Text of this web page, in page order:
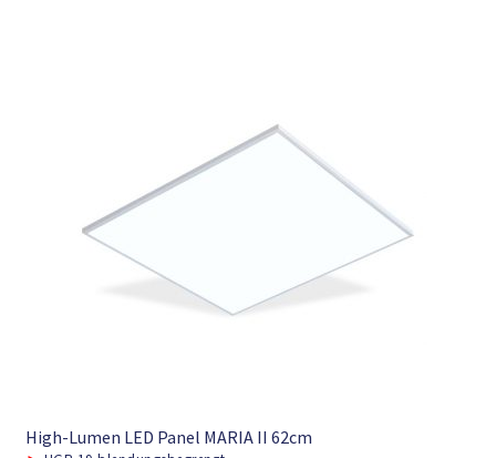
High-Lumen LED Panel MARIA II 62cm